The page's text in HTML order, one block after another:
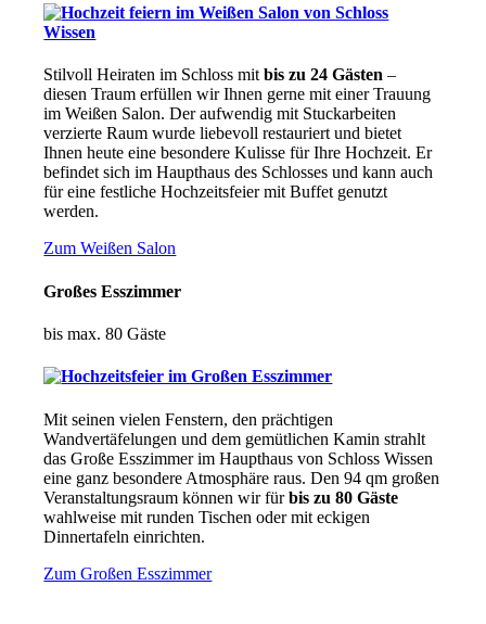
Stilvoll Heiraten im Schloss mitbis zu 24 Gästen –
diesen Traum erfüllen wir Ihnen gerne mit einer Trauung
im Weißen Salon. Der aufwendig mit Stuckarbeiten
verzierte Raum wurde liebevoll restauriert und bietet
Ihnen heute eine besondere Kulisse für Ihre Hochzeit. Er
befindet sich im Haupthaus des Schlosses und kann auch
für eine festliche Hochzeitsfeier mit Buffet genutzt
werden.
Zum Weißen Salon
Großes Esszimmer
bis max. 80 Gäste
Mit seinen vielen Fenstern, den prächtigen
Wandvertäfelungen und dem gemütlichen Kamin strahlt
das Große Esszimmer im Haupthaus von Schloss Wissen
eine ganz besondere Atmosphäre raus. Den 94 qm großen
Veranstaltungsraum können wir fürbis zu 80 Gäste
wahlweise mit runden Tischen oder mit eckigen
Dinnertafeln einrichten.
Zum Großen Esszimmer